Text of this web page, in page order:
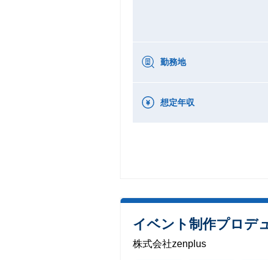
勤務地
想定年収
イベント制作プロデ
株式会社zenplus